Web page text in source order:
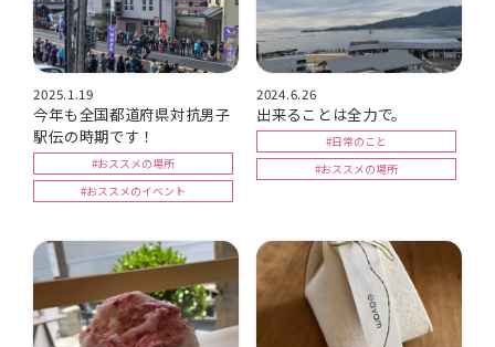
2025.1.19
今年も全国都道府県対抗男子
駅伝の時期です！
#おススメの場所
#おススメのイベント
2024.6.26
出来ることは全力で。
#日常のこと
#おススメの場所